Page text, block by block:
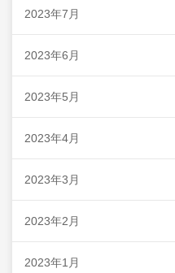
2023年7月
2023年6月
2023年5月
2023年4月
2023年3月
2023年2月
2023年1月